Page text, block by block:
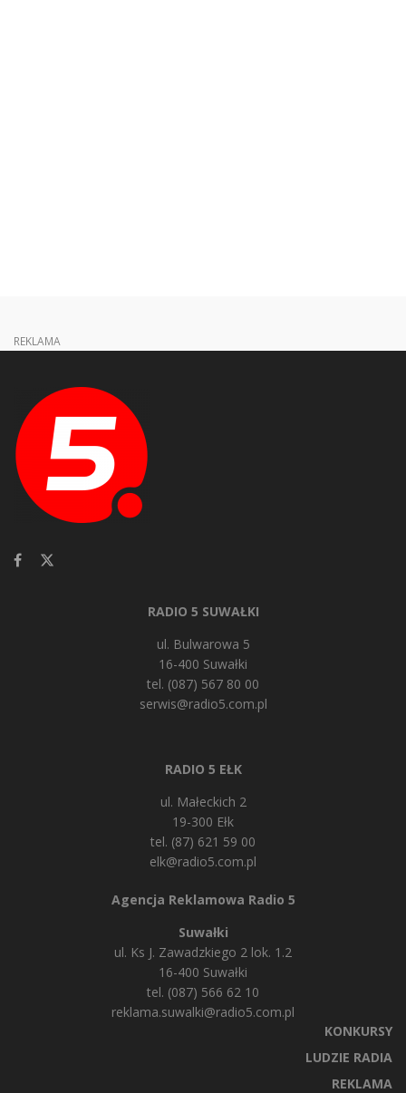
REKLAMA
RADIO 5 SUWAŁKI
ul. Bulwarowa 5
16-400 Suwałki
tel. (087) 567 80 00
serwis@radio5.com.pl
RADIO 5 EŁK
ul. Małeckich 2
19-300 Ełk
tel. (87) 621 59 00
elk@radio5.com.pl
Agencja Reklamowa Radio 5
Suwałki
ul. Ks J. Zawadzkiego 2 lok. 1.2
16-400 Suwałki
tel. (087) 566 62 10
reklama.suwalki@radio5.com.pl
KONKURSY
LUDZIE RADIA
REKLAMA